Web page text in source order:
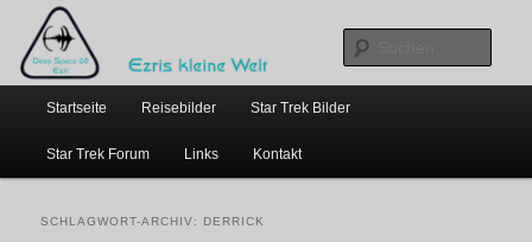
primären
Inhalt
springen
sekundären
Inhalt
springen
Ezris kleine Welt
…weil bloggen so schick ist
Hauptmenü
Startseite Reisebilder Star Trek Bilder
Star Trek Forum Links Kontakt
SCHLAGWORT-ARCHIV: DERRICK